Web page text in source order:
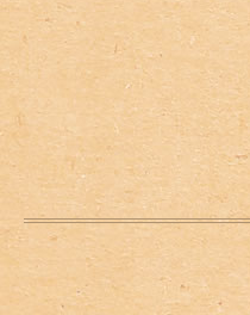
Нижний колонтитул